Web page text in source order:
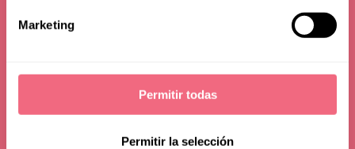
Marketing
Permitir todas
Permitir la selección